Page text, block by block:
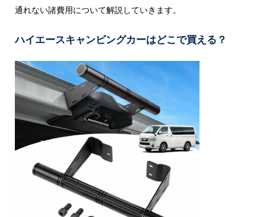
通れない諸費用について解説していきます。
ハイエースキャンピングカーはどこで買える？